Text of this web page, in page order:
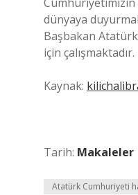
dünyaya
Başbakan
için çalışmaktadır.
Kaynak:
Tarih: Makaleler
Atatürk Cumhuriyeti